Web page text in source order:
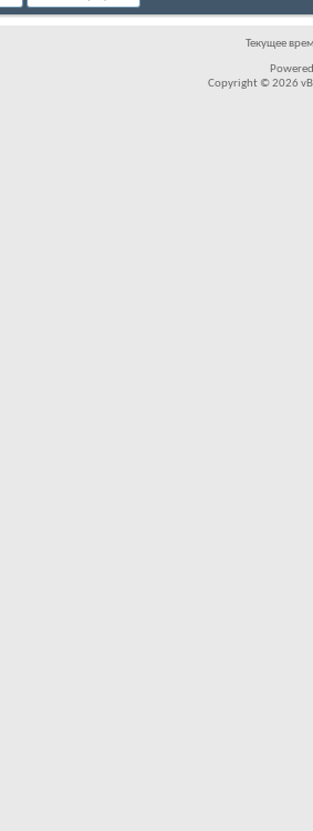
Текущее
Copyright © 2026